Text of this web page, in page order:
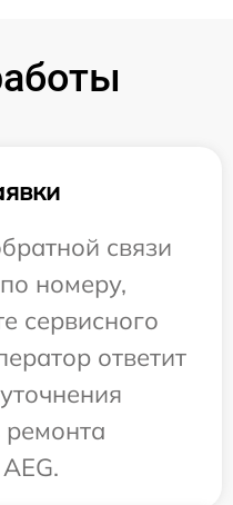
связи
номеру,
сервисного
ответит
ремонта